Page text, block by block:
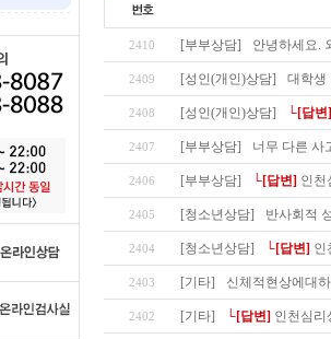
2410 [부부상담] 안녕하세요.
2409 [성인(개인)상담] 대학생
2408 [성인(개인)상담] └[답변]
2407 [부부상담] 너무 다른 사
2406 [부부상담] └[답변] 인천
2405 [청소년상담] 반사회적
2404 [청소년상담] └[답변] 인
2403 [기타] 신체적현상에대
2402 [기타] └[답변] 인천심리